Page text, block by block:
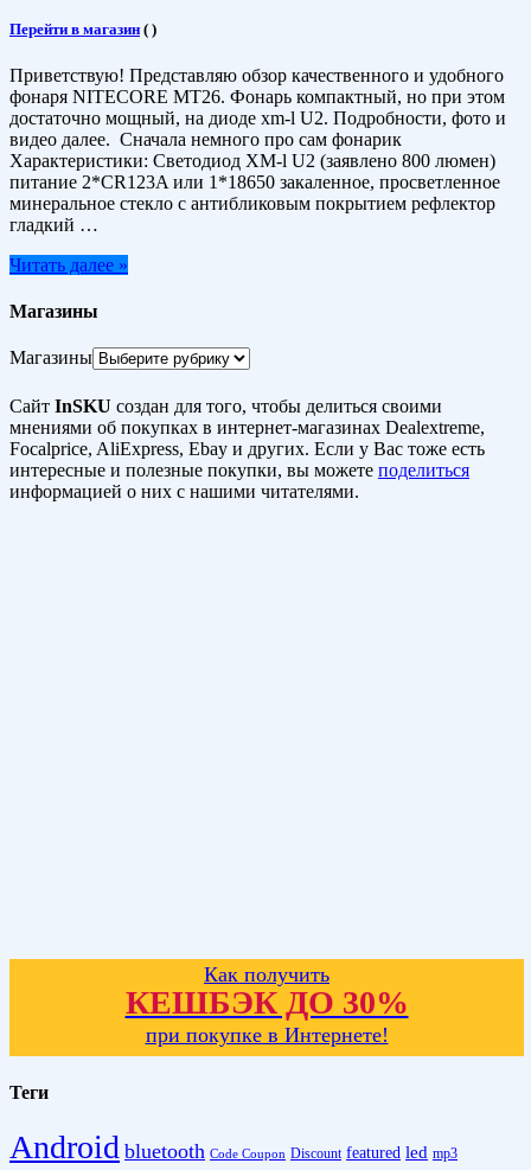
Перейти в магазин ( )
Приветствую! Представляю обзор качественного и удобного
фонаря NITECORE MT26. Фонарь компактный, но при этом
достаточно мощный, на диоде xm-l U2. Подробности, фото и
видео далее. Сначала немного про сам фонарик
Характеристики: Светодиод XM-l U2 (заявлено 800 люмен)
питание 2*СR123A или 1*18650 закаленное, просветленное
минеральное стекло с антибликовым покрытием рефлектор
гладкий …
Читать далее »
Магазины
Магазины
Сайт InSKU создан для того, чтобы делиться своими
мнениями об покупках в интернет-магазинах Dealextreme,
Focalprice, AliExpress, Ebay и других. Если у Вас тоже есть
интересные и полезные покупки, вы можете поделиться
информацией о них с нашими читателями.
Как получить
КЕШБЭК ДО 30%
при покупке в Интернете!
Теги
Android bluetooth Code Coupon Discount featured led mp3